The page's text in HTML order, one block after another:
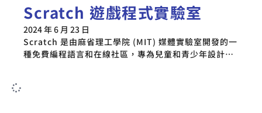
Scratch 遊戲程式實驗室
2024 年 6 月 23 日
Scratch 是由麻省理工學院 (MIT) 媒體實驗室開發的一
種免費編程語言和在線社區，專為兒童和青少年設計…